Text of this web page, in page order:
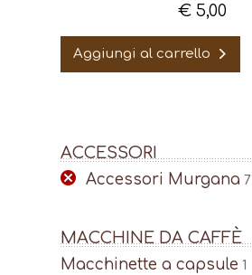
€ 5,00
Aggiungi al carrello
ACCESSORI
Accessori Murgana 7
MACCHINE DA CAFFÈ
Macchinette a capsule 1